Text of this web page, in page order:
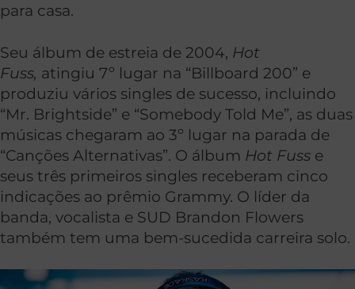
para casa.
Seu álbum de estreia de 2004, Hot
Fuss, atingiu 7º lugar na “Billboard 200” e
produziu vários singles de sucesso, incluindo
“Mr. Brightside” e “Somebody Told Me”, as duas
músicas chegaram ao 3º lugar na parada de
“Canções Alternativas”. O álbum Hot Fuss e
seus três primeiros singles receberam cinco
indicações ao prêmio Grammy. O líder da
banda, vocalista e SUD Brandon Flowers
também tem uma bem-sucedida carreira solo.